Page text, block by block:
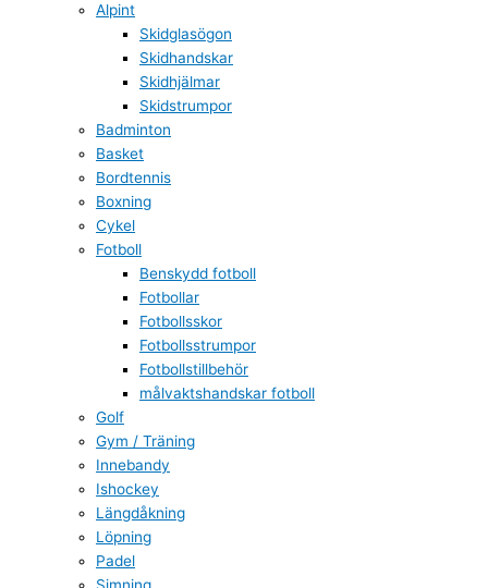
Alpint
Skidglasögon
Skidhandskar
Skidhjälmar
Skidstrumpor
Badminton
Basket
Bordtennis
Boxning
Cykel
Fotboll
Benskydd fotboll
Fotbollar
Fotbollsskor
Fotbollsstrumpor
Fotbollstillbehör
målvaktshandskar fotboll
Golf
Gym / Träning
Innebandy
Ishockey
Längdåkning
Löpning
Padel